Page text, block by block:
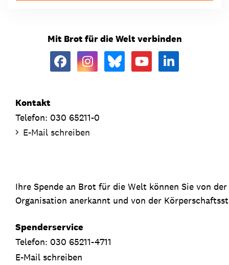
Mit Brot für die Welt verbinden
Kontakt
Telefon: 030 65211-0
E-Mail schreiben
Ihre Spende an Brot für die Welt können Sie von
Organisation anerkannt und von der
Spenderservice
Telefon: 030 65211-4711
E-Mail schreiben